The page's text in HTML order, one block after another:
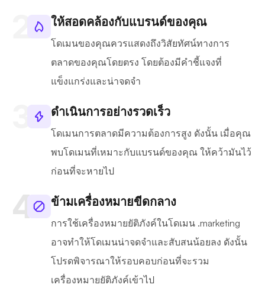
ให้สอดคล้องกับแบรนด์ของคุณ
โดเมนของคุณควรแสดงถึงวิสัยทัศน์ทางการ
ตลาดของคุณโดยตรง โดยต้องมีคำชี้แจงที่
แข็งแกร่งและน่าจดจำ
ดำเนินการอย่างรวดเร็ว
โดเมนการตลาดมีความต้องการสูง ดังนั้น เมื่อคุณ
พบโดเมนที่เหมาะกับแบรนด์ของคุณ ให้คว้ามันไว้
ก่อนที่จะหายไป
ข้ามเครื่องหมายขีดกลาง
การใช้เครื่องหมายยัติภังค์ในโดเมน .marketing
อาจทำให้โดเมนน่าจดจำและสับสนน้อยลง ดังนั้น
โปรดพิจารณาให้รอบคอบก่อนที่จะรวม
เครื่องหมายยัติภังค์เข้าไป